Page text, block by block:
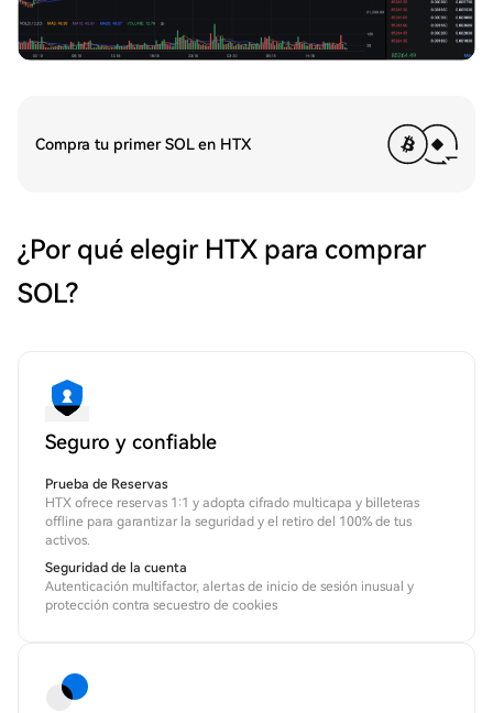
Compra tu primer SOL en HTX
¿Por qué elegir HTX para comprar
SOL?
Seguro y confiable
Prueba de Reservas
HTX ofrece reservas 1:1 y adopta cifrado multicapa y billeteras
offline para garantizar la seguridad y el retiro del 100% de tus
activos.
Seguridad de la cuenta
Autenticación multifactor, alertas de inicio de sesión inusual y
protección contra secuestro de cookies